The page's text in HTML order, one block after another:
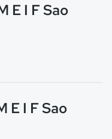
E I F Sao
E I F Sao